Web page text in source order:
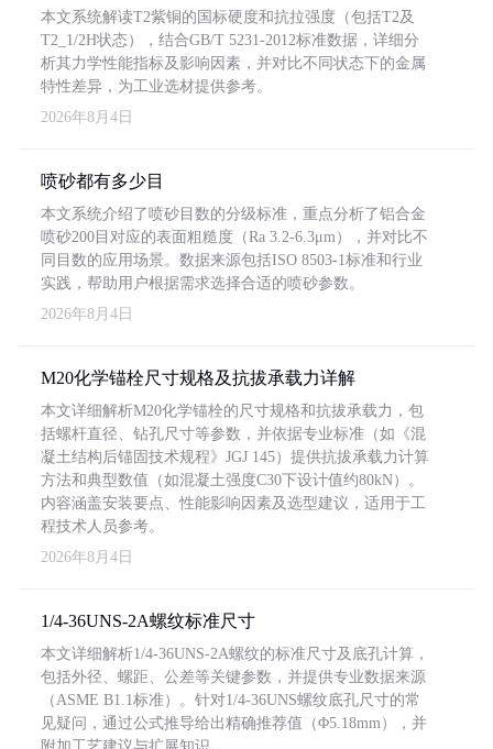
本文系统解读T2紫铜的国标硬度和抗拉强度（包括T2及
T2_1/2H状态），结合GB/T 5231-2012标准数据，详细分
析其力学性能指标及影响因素，并对比不同状态下的金属
特性差异，为工业选材提供参考。
2026年8月4日
喷砂都有多少目
本文系统介绍了喷砂目数的分级标准，重点分析了铝合金
喷砂200目对应的表面粗糙度（Ra 3.2-6.3μm），并对比不
同目数的应用场景。数据来源包括ISO 8503-1标准和行业
实践，帮助用户根据需求选择合适的喷砂参数。
2026年8月4日
M20化学锚栓尺寸规格及抗拔承载力详解
本文详细解析M20化学锚栓的尺寸规格和抗拔承载力，包
括螺杆直径、钻孔尺寸等参数，并依据专业标准（如《混
凝土结构后锚固技术规程》JGJ 145）提供抗拔承载力计算
方法和典型数值（如混凝土强度C30下设计值约80kN）。
内容涵盖安装要点、性能影响因素及选型建议，适用于工
程技术人员参考。
2026年8月4日
1/4-36UNS-2A螺纹标准尺寸
本文详细解析1/4-36UNS-2A螺纹的标准尺寸及底孔计算，
包括外径、螺距、公差等关键参数，并提供专业数据来源
（ASME B1.1标准）。针对1/4-36UNS螺纹底孔尺寸的常
见疑问，通过公式推导给出精确推荐值（Φ5.18mm），并